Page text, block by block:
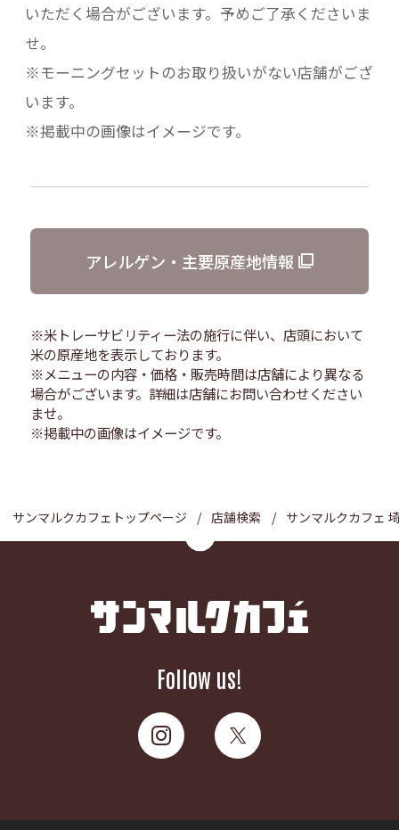
いただく場合がございます。予めご了承くださいま
せ。
※モーニングセットのお取り扱いがない店舗がござ
います。
※掲載中の画像はイメージです。
アレルゲン・主要原産地情報
※米トレーサビリティー法の施行に伴い、店頭において
米の原産地を表示しております。
※メニューの内容・価格・販売時間は店舗により異なる
場合がございます。詳細は店舗にお問い合わせください
ませ。
※掲載中の画像はイメージです。
サンマルクカフェトップページ 店舗検索 サンマルクカフェ
Follow us!